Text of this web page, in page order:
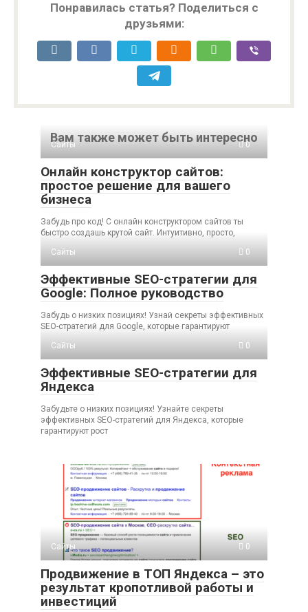
Понравилась статья? Поделиться с
друзьями:
Вам также может быть интересно
Сайты 0
Онлайн конструктор сайтов:
простое решение для вашего
бизнеса
Забудь про код! С онлайн конструктором сайтов ты
быстро создашь крутой сайт. Интуитивно, просто,
Сайты
0
Эффективные SEO-стратегии для
Google: Полное руководство
Забудь о низких позициях! Узнай секреты эффективных
SEO-стратегий для Google, которые гарантируют
Сайты
0
Эффективные SEO-стратегии для
Яндекса
Забудьте о низких позициях! Узнайте секреты
эффективных SEO-стратегий для Яндекса, которые
гарантируют рост
Сайты 0
Продвижение в ТОП Яндекса – это
результат кропотливой работы и
инвестиций